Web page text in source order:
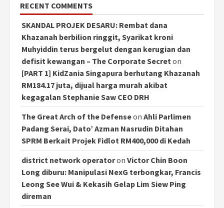
RECENT COMMENTS
SKANDAL PROJEK DESARU: Rembat dana
Khazanah berbilion ringgit, Syarikat kroni
Muhyiddin terus bergelut dengan kerugian dan
defisit kewangan – The Corporate Secreton
[PART 1] KidZania Singapura berhutang Khazanah
RM184.17 juta, dijual harga murah akibat
kegagalan Stephanie Saw CEO DRH
The Great Arch of the Defenseon Ahli Parlimen
Padang Serai, Dato’ Azman Nasrudin Ditahan
SPRM Berkait Projek Fidlot RM400,000 di Kedah
district network operatoron Victor Chin Boon
Long diburu: Manipulasi NexG terbongkar, Francis
Leong See Wui & Kekasih Gelap Lim Siew Ping
direman